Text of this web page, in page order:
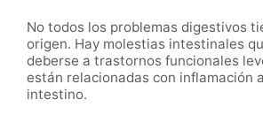
No todos los problemas digestivos
origen. Hay molestias intestinales
deberse a trastornos funcionales
están relacionadas con inflamación
intestino.